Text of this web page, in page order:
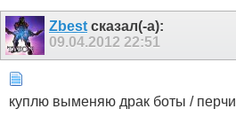
Zbest сказал(-а):
09.04.2012 22:51
куплю выменяю драк боты / перчи